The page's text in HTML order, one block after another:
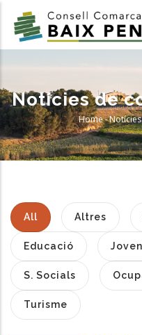
main
Notícies de
Home-
All Altres
Educació
S. Socials
Turisme